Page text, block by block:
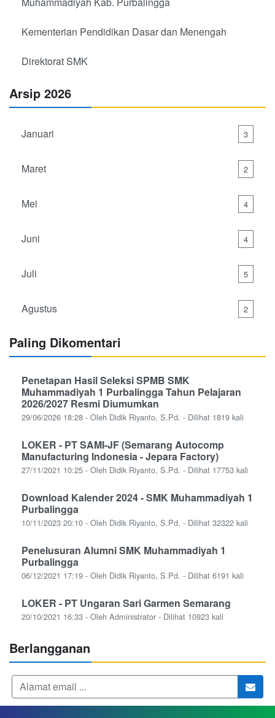
Kementerian Pendidikan Dasar dan Menengah
Direktorat SMK
Arsip 2026
Januari 3
Maret 2
Mei 4
Juni 4
Juli 5
Agustus 2
Paling Dikomentari
Penetapan Hasil Seleksi SPMB SMK
Muhammadiyah 1 Purbalingga Tahun Pelajaran
2026/2027 Resmi Diumumkan
29/06/2026 18:28 - Oleh Didik Riyanto, S.Pd. - Dilihat 1819 kali
LOKER - PT SAMI-JF (Semarang Autocomp
Manufacturing Indonesia - Jepara Factory)
27/11/2021 10:25 - Oleh Didik Riyanto, S.Pd. - Dilihat 17753 kali
Download Kalender 2024 - SMK Muhammadiyah 1
Purbalingga
10/11/2023 20:10 - Oleh Didik Riyanto, S.Pd. - Dilihat 32322 kali
Penelusuran Alumni SMK Muhammadiyah 1
Purbalingga
06/12/2021 17:19 - Oleh Didik Riyanto, S.Pd. - Dilihat 6191 kali
LOKER - PT Ungaran Sari Garmen Semarang
20/10/2021 16:33 - Oleh Administrator - Dilihat 10923 kali
Berlangganan